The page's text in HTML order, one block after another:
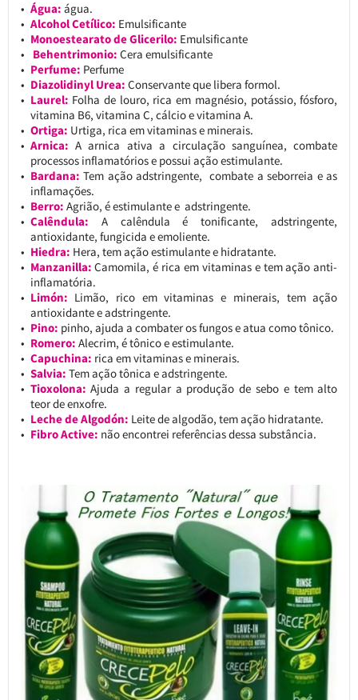
Água: água.
Alcohol Cetílico: Emulsificante
Monoestearato de Glicerilo: Emulsificante
Behentrimonio: Cera emulsificante
Perfume: Perfume
Diazolidinyl Urea: Conservante que libera formol.
Laurel: Folha de louro, rica em magnésio, potássio, fósforo,
vitamina B6, vitamina C, cálcio e vitamina A.
Ortiga: Urtiga, rica em vitaminas e minerais.
Arnica: A arnica ativa a circulação sanguínea, combate
processos inflamatórios e possui ação estimulante.
Bardana: Tem ação adstringente, combate a seborreia e as
inflamações.
Berro: Agrião, é estimulante e adstringente.
Calêndula: A calêndula é tonificante, adstringente,
antioxidante, fungicida e emoliente.
Hiedra: Hera, tem ação estimulante e hidratante.
Manzanilla: Camomila, é rica em vitaminas e tem ação anti-
inflamatória.
Limón: Limão, rico em vitaminas e minerais, tem ação
antioxidante e adstringente.
Pino: pinho, ajuda a combater os fungos e atua como tônico.
Romero: Alecrim, é tônico e estimulante.
Capuchina: rica em vitaminas e minerais.
Salvia: Tem ação tônica e adstringente.
Tioxolona: Ajuda a regular a produção de sebo e tem alto
teor de enxofre.
Leche de Algodón: Leite de algodão, tem ação hidratante.
Fibro Active: não encontrei referências dessa substância.